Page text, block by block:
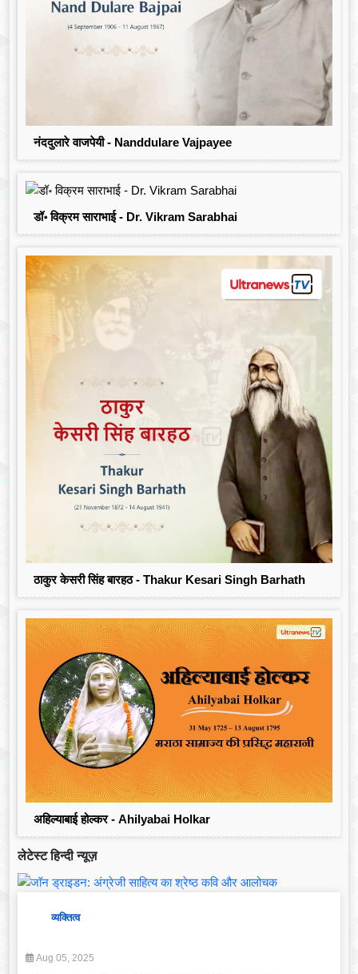
नंददुलारे वाजपेयी - Nanddulare Vajpayee
डॉ॰ विक्रम साराभाई - Dr. Vikram Sarabhai
ठाकुर केसरी सिंह बारहठ - Thakur Kesari Singh Barhath
अहिल्याबाई होल्कर - Ahilyabai Holkar
लेटेस्ट हिन्दी न्यूज़
व्यक्तित्व
Aug 05, 2025